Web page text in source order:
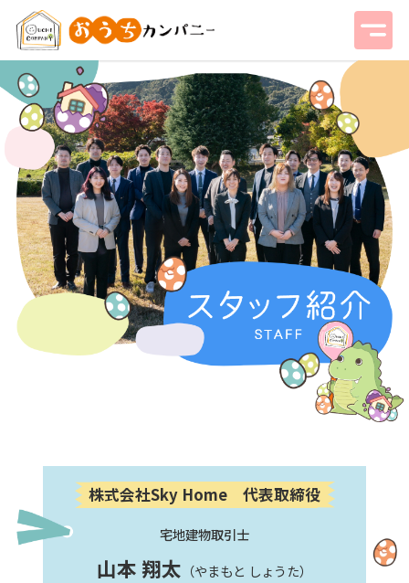
株式会社Sky Home 代表取締役
宅地建物取引士
山本 翔太 （やまもと しょうた）